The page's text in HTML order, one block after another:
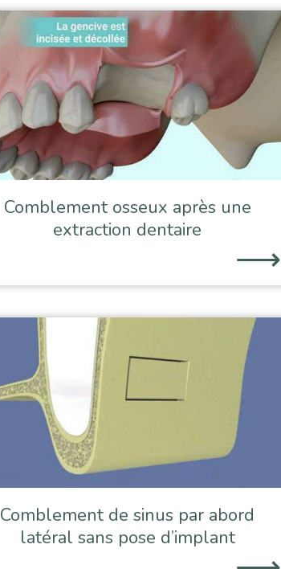
Comblement osseux après une
extraction dentaire
⟶
Comblement de sinus par abord
latéral sans pose d’implant